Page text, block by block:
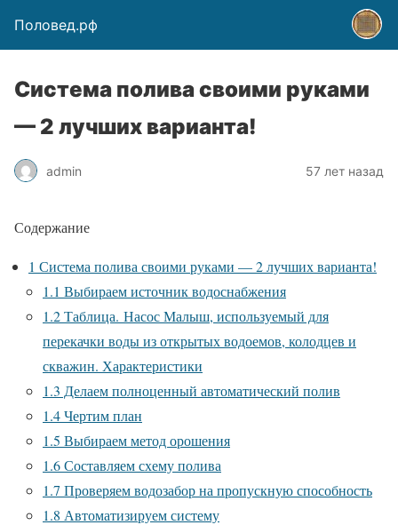
Половед.рф
Система полива своими руками
— 2 лучших варианта!
admin 57 лет назад
Содержание
1 Система полива своими руками — 2 лучших варианта!
1.1 Выбираем источник водоснабжения
1.2Таблица. Насос Малыш, используемый для
перекачки воды из открытых водоемов, колодцев и
скважин. Характеристики
1.3 Делаем полноценный автоматический полив
1.4Чертим план
1.5 Выбираем метод орошения
1.6Составляем схему полива
1.7 Проверяем водозабор на пропускную способность
1.8 Автоматизируем систему